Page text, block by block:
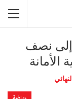
إلى نصف
الأمانة